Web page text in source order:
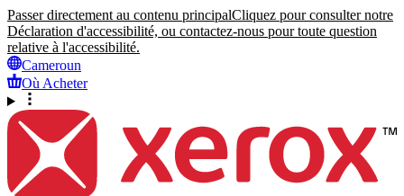
Passer directement au contenu principalCliquez pour consulter notre
Déclaration d'accessibilité, ou contactez-nous pour toute question
relative à l'accessibilité.
Cameroun
Où Acheter